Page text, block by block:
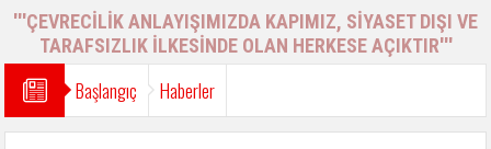
'''ÇEVRECİLİK ANLAYIŞIMIZDA KAPIMIZ, SİYASET DIŞI VE
TARAFSIZLIK İLKESİNDE OLAN HERKESE AÇIKTIR'''
Başlangıç Haberler